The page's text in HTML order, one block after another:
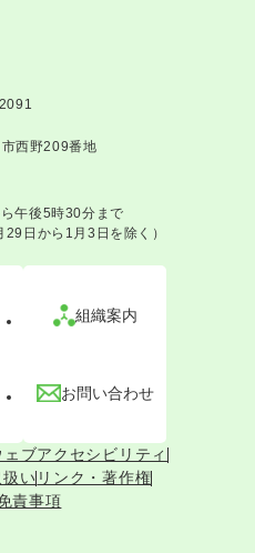
西野209番地
午後5時30分まで
29日から1月3日を除く）
組織案内
お問い合わせ
ェブアクセシビリティ
い リンク・著作権
責事項